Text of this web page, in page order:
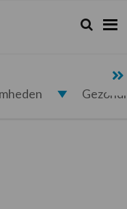
Zoeken...
Zoek